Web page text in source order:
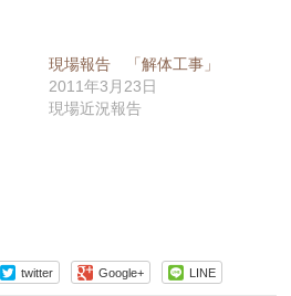
現場報告 「解体工事」
2011年3月23日
現場近況報告
twitter Google+ LINE